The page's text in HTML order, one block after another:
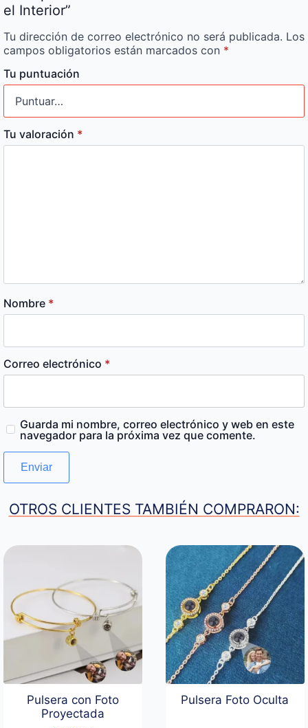
el Interior”
Tu dirección de correo electrónico no será publicada. Los
campos obligatorios están marcados con *
Tu puntuación
Tu valoración *
Nombre *
Correo electrónico *
Guarda mi nombre, correo electrónico y web en este
navegador para la próxima vez que comente.
OTROS CLIENTES TAMBIÉN COMPRARON:
Pulsera con Foto
Proyectada
Pulsera Foto Oculta